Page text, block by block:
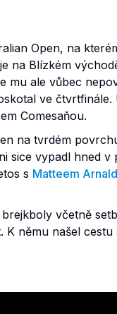
Open, na
na Blízkém
mu ale vůbec
ve
Comesaňou.
na tvrdém
sice vypadl hned v
s Matteem
včetně
němu našel